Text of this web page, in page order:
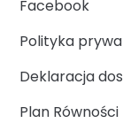
Facebook
Polityka
Deklaracja
Plan Równości